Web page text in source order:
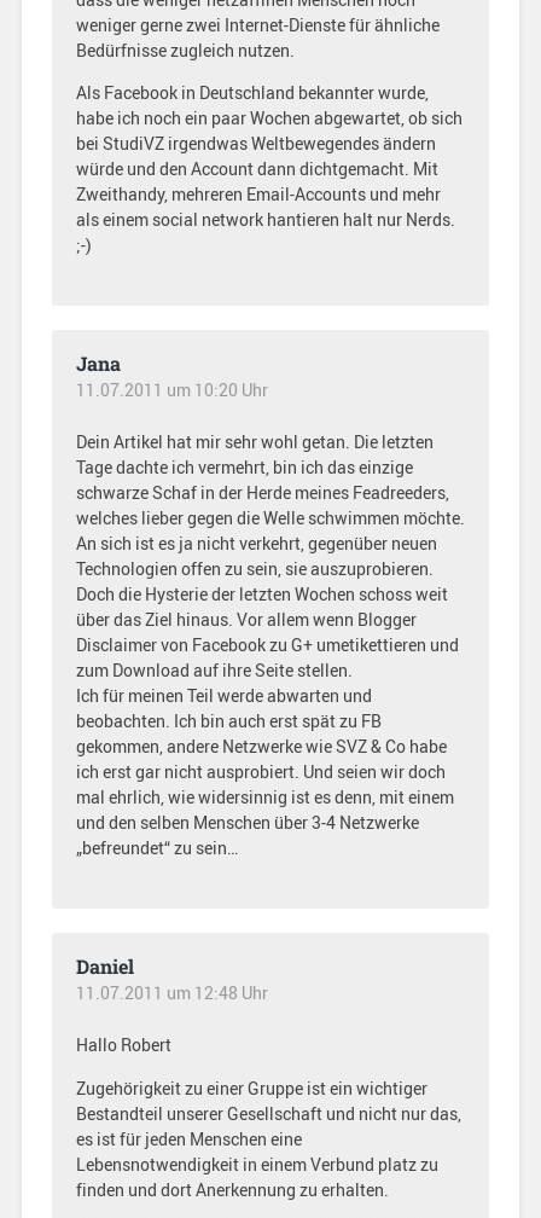
weniger gerne zwei Internet-Dienste für ähnliche
Bedürfnisse zugleich nutzen.
Als Facebook in Deutschland bekannter wurde,
habe ich noch ein paar Wochen abgewartet, ob sich
bei StudiVZ irgendwas Weltbewegendes ändern
würde und den Account dann dichtgemacht. Mit
Zweithandy, mehreren Email-Accounts und mehr
als einem social network hantieren halt nur Nerds.
;-)
Jana
11.07.2011 um 10:20 Uhr
Dein Artikel hat mir sehr wohl getan. Die letzten
Tage dachte ich vermehrt, bin ich das einzige
schwarze Schaf in der Herde meines Feadreeders,
welches lieber gegen die Welle schwimmen möchte.
An sich ist es ja nicht verkehrt, gegenüber neuen
Technologien offen zu sein, sie auszuprobieren.
Doch die Hysterie der letzten Wochen schoss weit
über das Ziel hinaus. Vor allem wenn Blogger
Disclaimer von Facebook zu G+ umetikettieren und
zum Download auf ihre Seite stellen.
Ich für meinen Teil werde abwarten und
beobachten. Ich bin auch erst spät zu FB
gekommen, andere Netzwerke wie SVZ & Co habe
ich erst gar nicht ausprobiert. Und seien wir doch
mal ehrlich, wie widersinnig ist es denn, mit einem
und den selben Menschen über 3-4 Netzwerke
„befreundet“ zu sein…
Daniel
11.07.2011 um 12:48 Uhr
Hallo Robert
Zugehörigkeit zu einer Gruppe ist ein wichtiger
Bestandteil unserer Gesellschaft und nicht nur das,
es ist für jeden Menschen eine
Lebensnotwendigkeit in einem Verbund platz zu
finden und dort Anerkennung zu erhalten.